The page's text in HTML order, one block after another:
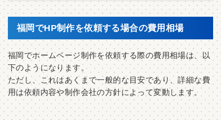
福岡でHP制作を依頼する場合の費用相場
福岡でホームページ制作を依頼する際の費用相場は、以
下のようになります。
ただし、これはあくまで一般的な目安であり、詳細な費
用は依頼内容や制作会社の方針によって変動します。